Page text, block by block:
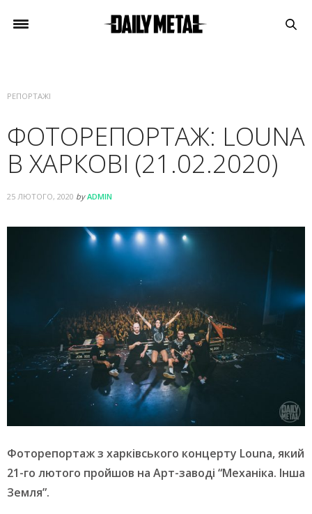
РЕПОРТАЖІ
ФОТОРЕПОРТАЖ: LOUNA
В ХАРКОВІ (21.02.2020)
25 ЛЮТОГО, 2020 by ADMIN
Фоторепортаж з харківського концерту Louna, який
21-го лютого пройшов на Арт-заводі “Механіка. Інша
Земля”.